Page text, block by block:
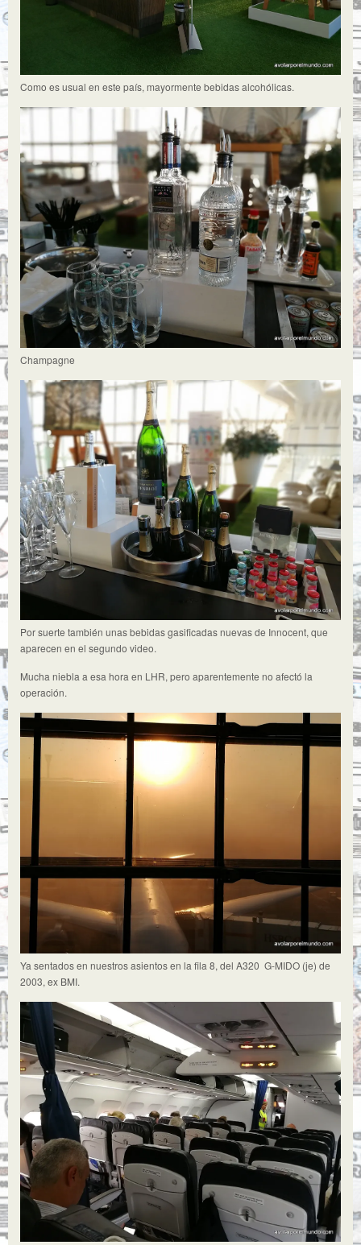
Como es usual en este país, mayormente bebidas alcohólicas.
Champagne
Por suerte también unas bebidas gasificadas nuevas de Innocent, que
aparecen en el segundo video.
Mucha niebla a esa hora en LHR, pero aparentemente no afectó la
operación.
Ya sentados en nuestros asientos en la fila 8, del A320 G-MIDO (je) de
2003, ex BMI.